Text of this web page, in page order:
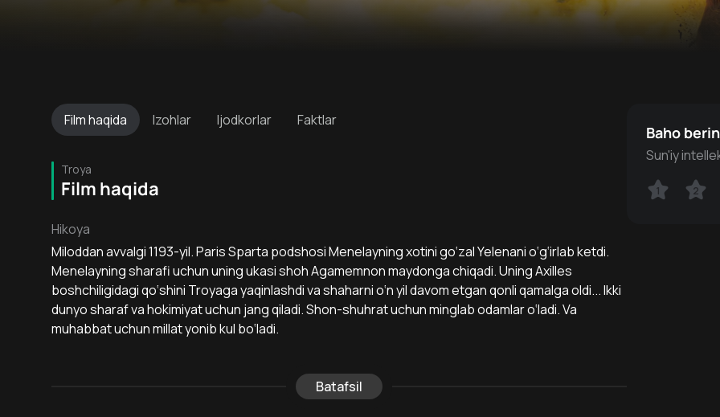
Filmhaqida Izohlar Ijodkorlar Faktlar
Troya
Film haqida
Hikoya
Miloddan avvalgi 1193-yil. Paris Sparta podshosi Menelayning xotini go‘zal Yelenani o‘g‘irlab ketdi.
Menelayning sharafi uchun uning ukasi shoh Agamemnon maydonga chiqadi. Uning Axilles
boshchiligidagi qo‘shini Troyaga yaqinlashdi va shaharni o‘n yil davom etgan qonli qamalga oldi... Ikki
dunyo sharaf va hokimiyat uchun jang qiladi. Shon-shuhrat uchun minglab odamlar o‘ladi. Va
muhabbat uchun millat yonib kul bo‘ladi.
Batafsil
Baho
Sun'iy
1 2
1 2